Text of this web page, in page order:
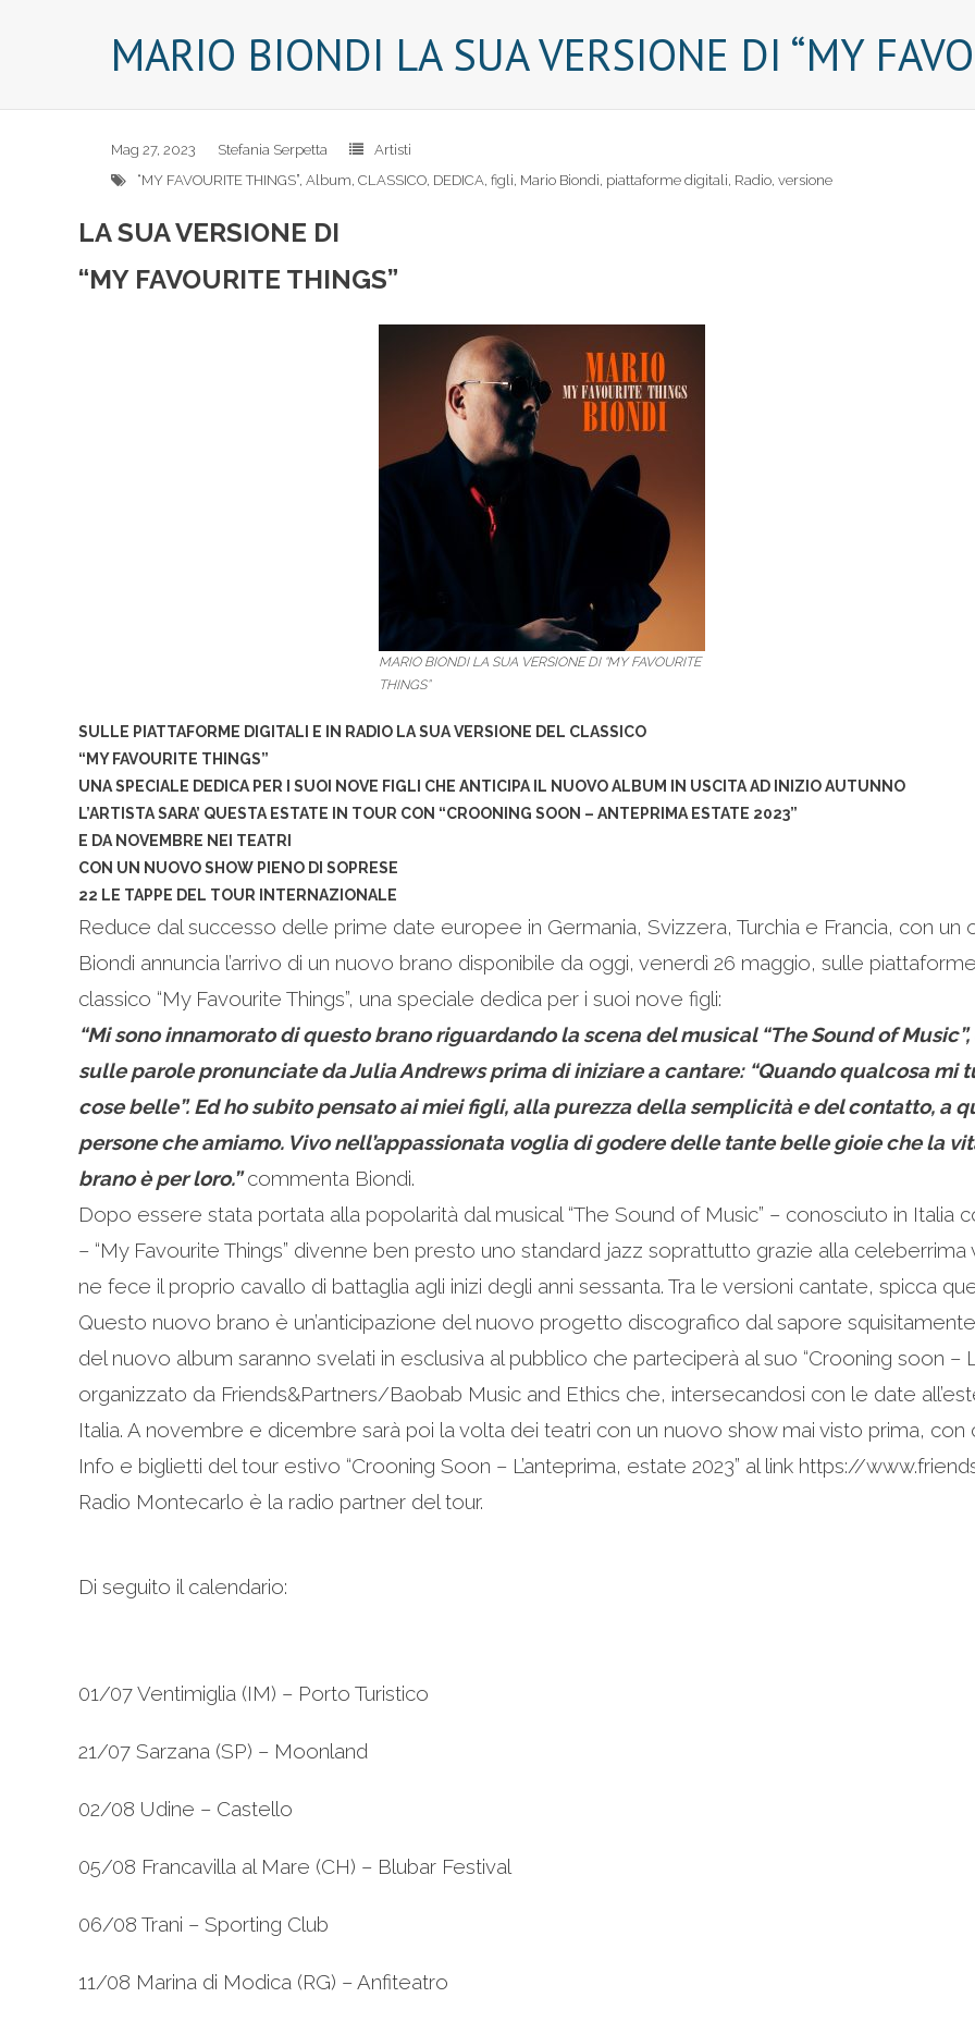
MARIO BIONDI LA SUA VERSIONE DI “MY
Mag 27, 2023 Stefania Serpetta
Artisti
“MY FAVOURITE THINGS”, Album, CLASSICO, DEDICA, figli, Mario Biondi, piattaforme digitali, Radio, versione
LA SUA VERSIONE DI
“MY FAVOURITE THINGS”
MARIO BIONDI LA SUA VERSIONE DI “MY FAVOURITE
THINGS”
SULLE PIATTAFORME DIGITALI E IN RADIO LA SUA VERSIONE DEL CLASSICO
“MY FAVOURITE THINGS”
UNA SPECIALE DEDICA PER I SUOI NOVE FIGLI CHE ANTICIPA IL NUOVO ALBUM
IN USCITA AD INIZIO AUTUNNO
L’ARTISTA SARA’ QUESTA ESTATE IN TOUR CON “CROONING SOON – ANTEPRIMA ESTATE 2023”
E DA NOVEMBRE NEI TEATRI
CON UN NUOVO SHOW PIENO DI SOPRESE
22 LE TAPPE DEL TOUR INTERNAZIONALE
Reduce dal successo delle prime date europee in Germania, Svizzera, Turchia e Francia, con un
Biondi annuncia l’arrivo di un nuovo brano disponibile da oggi, venerdì 26 maggio, sulle
classico “My Favourite Things”, una speciale dedica per i suoi nove figli:
“Mi sono innamorato di questo brano riguardando la scena del musical “The Sound of
sulle parole pronunciate da Julia Andrews prima di iniziare a cantare: “Quando qualcosa mi
cose belle”. Ed ho subito pensato ai miei figli, alla purezza della semplicità e del contatto, a
persone che amiamo. Vivo nell’appassionata voglia di godere delle tante belle gioie che la
brano è per loro.”commenta Biondi.
Dopo essere stata portata alla popolarità dal musical “The Sound of Music” – conosciuto in Italia
– “My Favourite Things” divenne ben presto uno standard jazz soprattutto grazie alla
ne fece il proprio cavallo di battaglia agli inizi degli anni sessanta. Tra le versioni cantate, spicca
Questo nuovo brano è un’anticipazione del nuovo progetto discografico dal sapore
del nuovo album saranno svelati in esclusiva al pubblico che parteciperà al suo “Crooning soon –
organizzato da Friends&Partners/Baobab Music and Ethics che, intersecandosi con le date
Italia. A novembre e dicembre sarà poi la volta dei teatri con un nuovo show mai visto prima, con
Info e biglietti del tour estivo “Crooning Soon – L’anteprima, estate 2023” al link https://
Radio Montecarlo è la radio partner del tour.
Di seguito il calendario:
01/07 Ventimiglia (IM) – Porto Turistico
21/07 Sarzana (SP) – Moonland
02/08 Udine – Castello
05/08 Francavilla al Mare (CH) – Blubar Festival
06/08 Trani – Sporting Club
11/08 Marina di Modica (RG) – Anfiteatro